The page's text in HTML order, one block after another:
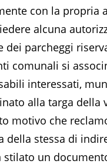
con la propria
alcuna
parcheggi
comunali si
interessati,
alla targa della
motivo che
della stessa di
un